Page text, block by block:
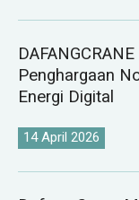
Penghargaan
Energi Digital
14 April 2026